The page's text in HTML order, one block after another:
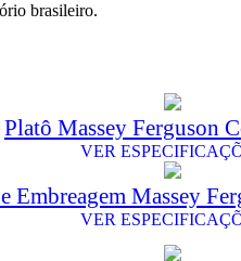
brasileiro.
Platô Massey Ferguson
VER
Embreagem Massey
VER